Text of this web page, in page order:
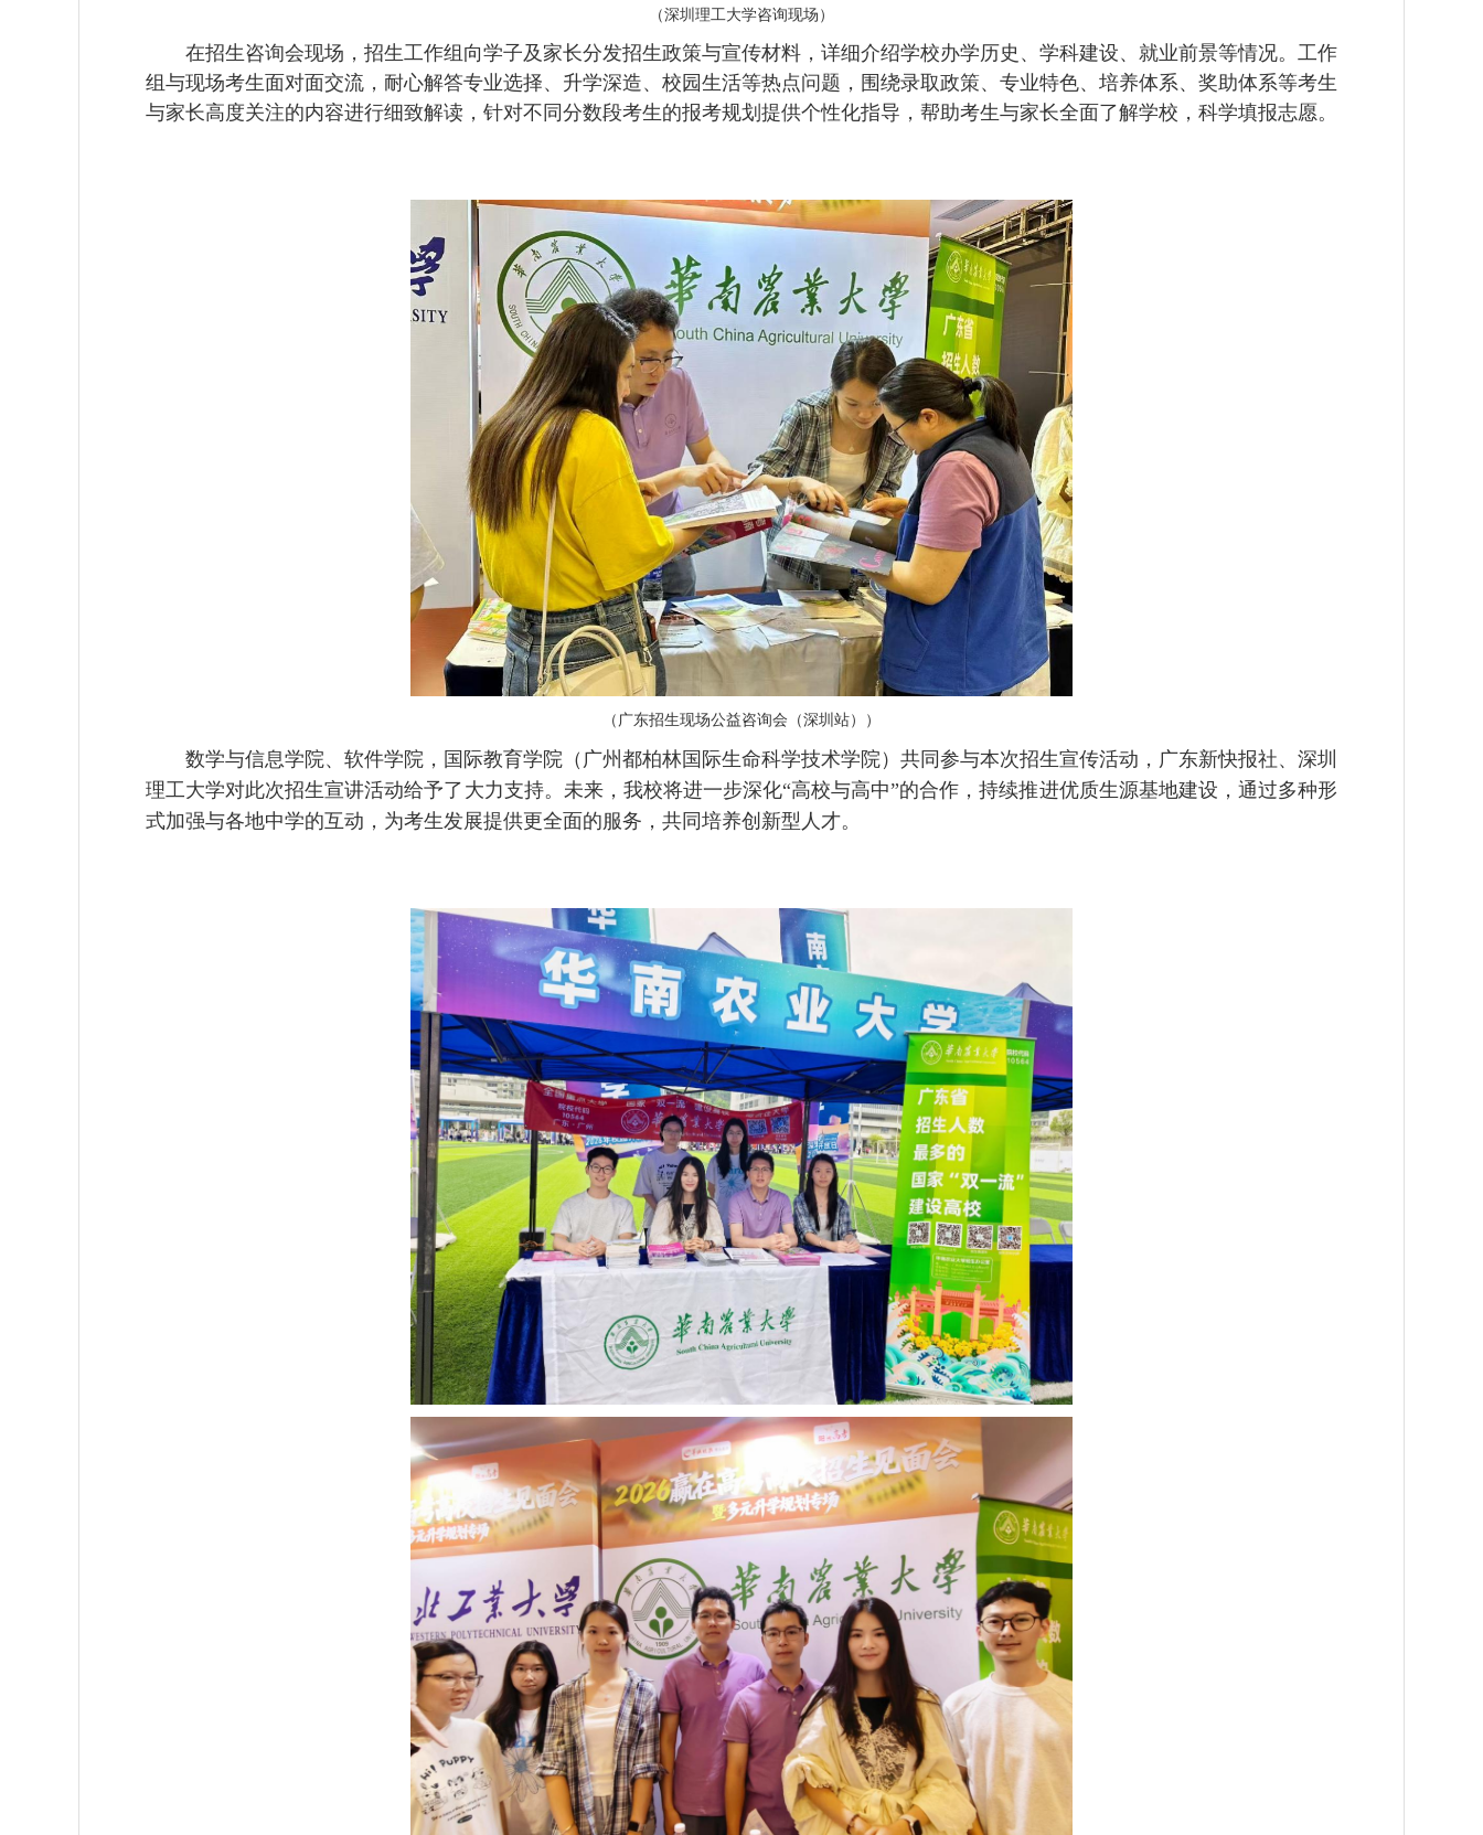
（深圳理工大学咨询现场）
在招生咨询会现场，招生工作组向学子及家长分发招生政策与宣传材料，详细介绍学校办学历史、学科建设、就业前景等情况。工作
组与现场考生面对面交流，耐心解答专业选择、升学深造、校园生活等热点问题，围绕录取政策、专业特色、培养体系、奖助体系等考生
与家长高度关注的内容进行细致解读，针对不同分数段考生的报考规划提供个性化指导，帮助考生与家长全面了解学校，科学填报志愿。
（广东招生现场公益咨询会（深圳站））
数学与信息学院、软件学院，国际教育学院（广州都柏林国际生命科学技术学院）共同参与本次招生宣传活动，广东新快报社、深圳
理工大学对此次招生宣讲活动给予了大力支持。未来，我校将进一步深化“高校与高中”的合作，持续推进优质生源基地建设，通过多种形
式加强与各地中学的互动，为考生发展提供更全面的服务，共同培养创新型人才。